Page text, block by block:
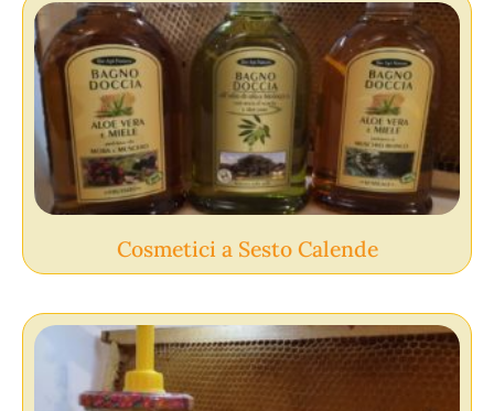
Cosmetici a Sesto Calende